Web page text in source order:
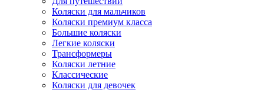
Коляски для мальчиков
Коляски премиум класса
Большие коляски
Легкие коляски
Трансформеры
Коляски летние
Классические
Коляски для девочек